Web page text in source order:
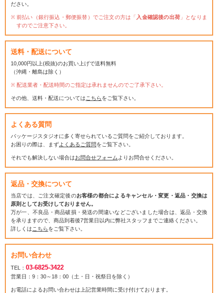
ださい。
前払い（銀行振込・郵便振替）でご注文の方は「 入金確認後の出荷 」となりま
すのでご注意下さい。
送料・配送について
10,000円以上(税抜)のお買い上げで送料無料
（沖縄・離島は除く）
配送業者・配送時間のご指定は承れませんのでご了承下さい。
その他、送料・配送については こちらをご覧下さい。
よくある質問
パッケージスタジオに多く寄せられているご質問をご紹介しております。
お困りの際は、まずよくあるご質問をご覧下さい。
それでも解決しない場合はお問合せフォーム よりお問合せください。
返品・交換について
当店では、ご注文確定後のお客様の都合によるキャンセル・変更・返品・交換は
原則としてお受けしておりません。
万が一、不良品・商品破損・発送の間違いなどございました場合は、返品・交換
を承りますので、商品到着後7営業日以内に弊社スタッフまでご連絡ください。
詳しくは こちらをご覧下さい。
お問い合わせ
TEL： 03-6825-3422
営業日：9：30～18：00（土・日・祝祭日を除く）
お電話によるお問い合わせは上記営業時間に受け付けております。